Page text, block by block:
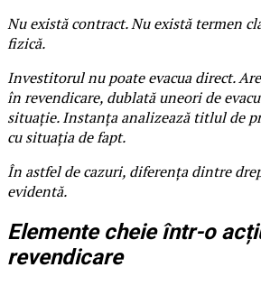
Nu există contract. Nu există termen
fizică.
Investitorul nu poate evacua direct.
în revendicare, dublată uneori de
situație. Instanța analizează titlul de
cu situația de fapt.
În astfel de cazuri, diferența dintre
evidentă.
Elemente cheie într-o
revendicare